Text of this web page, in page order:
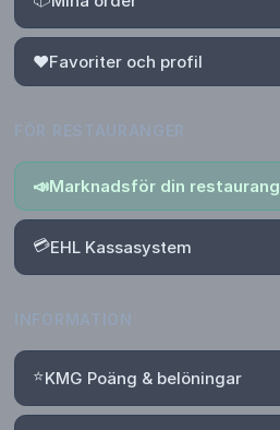
❤️Favoriter och profil
📣Marknadsför din restaurang
💳EHL Kassasystem
⭐KMG Poäng & belöningar